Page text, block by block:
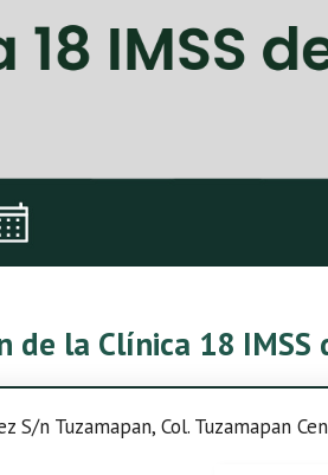
de la Clínica 18 IMSS
S/n Tuzamapan, Col. Tuzamapan